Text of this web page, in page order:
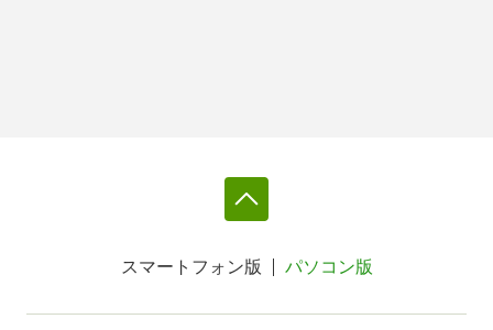
スマートフォン版 パソコン版